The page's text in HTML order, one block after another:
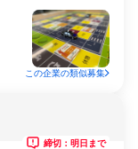
この企業の類似募集
締切：明日まで